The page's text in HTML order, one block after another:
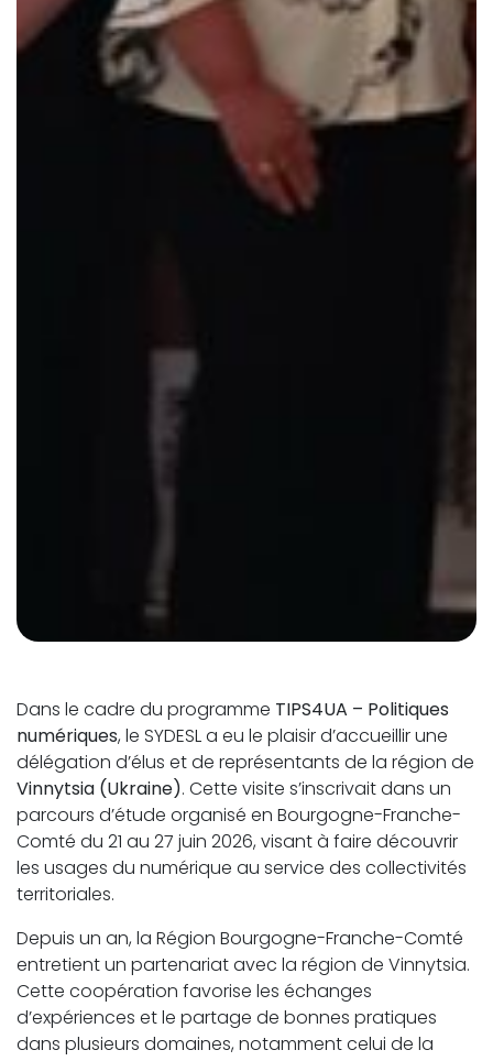
Dans le cadre du programme TIPS4UA – Politiques
numériques, le SYDESL a eu le plaisir d’accueillir une
délégation d’élus et de représentants de la région de
Vinnytsia (Ukraine). Cette visite s’inscrivait dans un
parcours d’étude organisé en Bourgogne-Franche-
Comté du 21 au 27 juin 2026, visant à faire découvrir
les usages du numérique au service des collectivités
territoriales.
Depuis un an, la Région Bourgogne-Franche-Comté
entretient un partenariat avec la région de Vinnytsia.
Cette coopération favorise les échanges
d’expériences et le partage de bonnes pratiques
dans plusieurs domaines, notamment celui de la